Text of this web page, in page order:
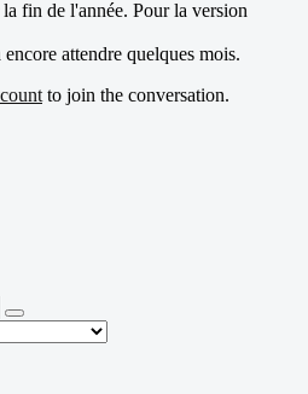
fin de l'année. Pour la version
attendre quelques mois.
to join the conversation.